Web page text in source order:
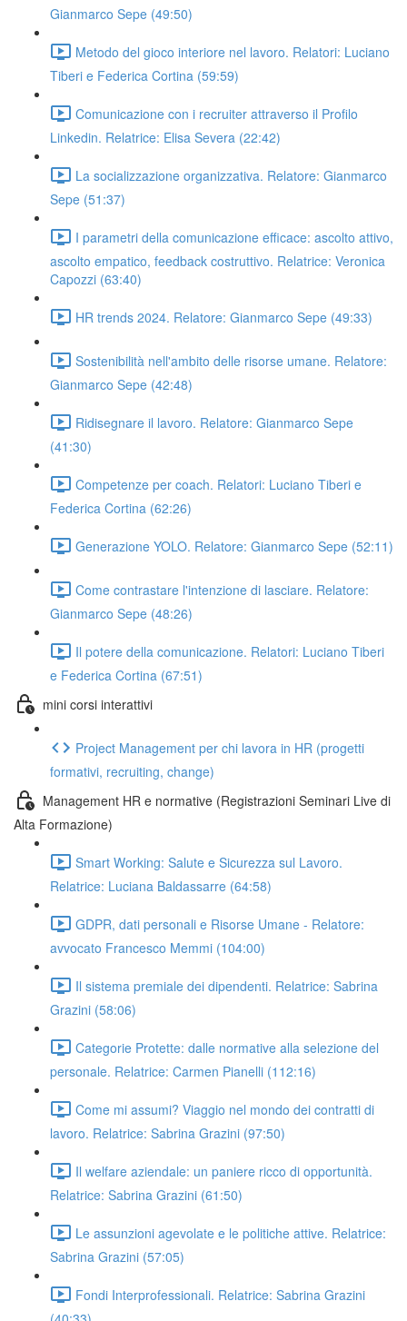
Gianmarco Sepe (49:50)
Metodo del gioco interiore nel lavoro. Relatori: Luciano
Tiberi e Federica Cortina (59:59)
Comunicazione con i recruiter attraverso il Profilo
Linkedin. Relatrice: Elisa Severa (22:42)
La socializzazione organizzativa. Relatore: Gianmarco
Sepe (51:37)
I parametri della comunicazione efficace: ascolto attivo,
ascolto empatico, feedback costruttivo. Relatrice: Veronica
Capozzi (63:40)
HR trends 2024. Relatore: Gianmarco Sepe (49:33)
Sostenibilità nell'ambito delle risorse umane. Relatore:
Gianmarco Sepe (42:48)
Ridisegnare il lavoro. Relatore: Gianmarco Sepe
(41:30)
Competenze per coach. Relatori: Luciano Tiberi e
Federica Cortina (62:26)
Generazione YOLO. Relatore: Gianmarco Sepe (52:11)
Come contrastare l'intenzione di lasciare. Relatore:
Gianmarco Sepe (48:26)
Il potere della comunicazione. Relatori: Luciano Tiberi
e Federica Cortina (67:51)
mini corsi interattivi
Project Management per chi lavora in HR (progetti
formativi, recruiting, change)
Management HR e normative (Registrazioni Seminari Live di
Alta Formazione)
Smart Working: Salute e Sicurezza sul Lavoro.
Relatrice: Luciana Baldassarre (64:58)
GDPR, dati personali e Risorse Umane - Relatore:
avvocato Francesco Memmi (104:00)
Il sistema premiale dei dipendenti. Relatrice: Sabrina
Grazini (58:06)
Categorie Protette: dalle normative alla selezione del
personale. Relatrice: Carmen Pianelli (112:16)
Come mi assumi? Viaggio nel mondo dei contratti di
lavoro. Relatrice: Sabrina Grazini (97:50)
Il welfare aziendale: un paniere ricco di opportunità.
Relatrice: Sabrina Grazini (61:50)
Le assunzioni agevolate e le politiche attive. Relatrice:
Sabrina Grazini (57:05)
Fondi Interprofessionali. Relatrice: Sabrina Grazini